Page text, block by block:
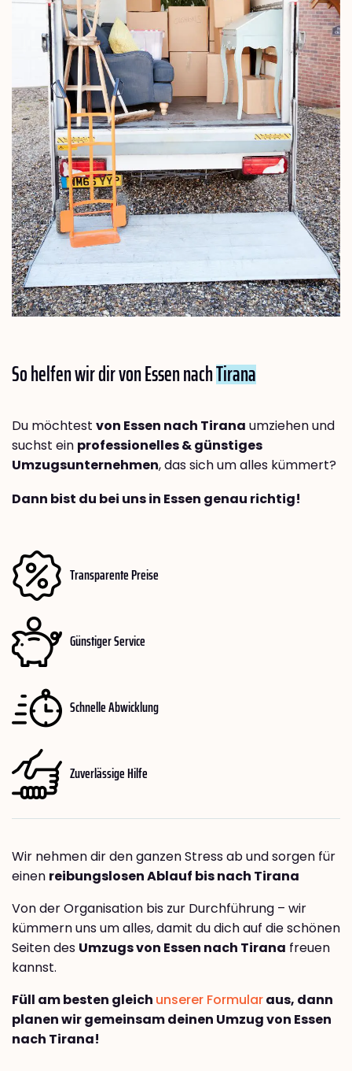
So helfen wir dir von Essen nachTirana
Du möchtest von Essen nach Tirana umziehen und
suchst ein professionelles & günstiges
Umzugsunternehmen, das sich um alles kümmert?
Dann bist du bei uns in Essen genau richtig!
Transparente Preise
Günstiger Service
Schnelle Abwicklung
Zuverlässige Hilfe
Wir nehmen dir den ganzen Stress ab und sorgen für
einen reibungslosen Ablauf bis nach Tirana
Von der Organisation bis zur Durchführung – wir
kümmern uns um alles, damit du dich auf die schönen
Seiten des Umzugs von Essen nach Tirana freuen
kannst.
Füll am besten gleich unserer Formularaus, dann
planen wir gemeinsam deinen Umzug von Essen
nach Tirana!